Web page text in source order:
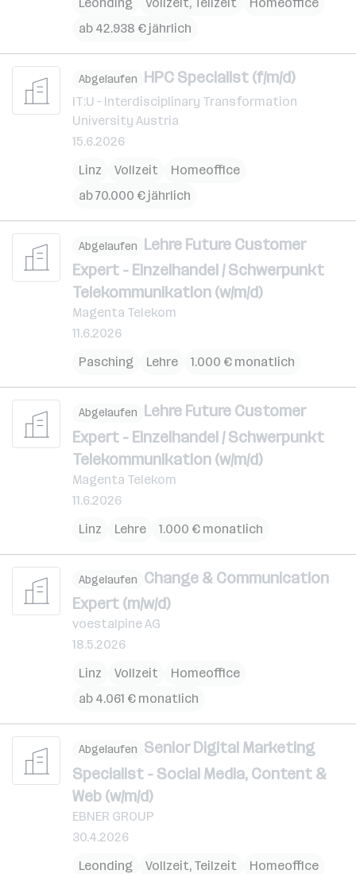
ab 42.938 € jährlich
Abgelaufen HPC Specialist (f/m/d)
IT:U – Interdisciplinary Transformation
University Austria
15.6.2026
Linz
Vollzeit
Homeoffice
ab 70.000 € jährlich
Abgelaufen Lehre Future Customer
Expert - Einzelhandel / Schwerpunkt
Telekommunikation (w/m/d)
Magenta Telekom
11.6.2026
Pasching
Lehre 1.000 € monatlich
Abgelaufen Lehre Future Customer
Expert - Einzelhandel / Schwerpunkt
Telekommunikation (w/m/d)
Magenta Telekom
11.6.2026
Linz
Lehre 1.000 € monatlich
Abgelaufen Change & Communication
Expert (m/w/d)
voestalpine AG
18.5.2026
Linz
Vollzeit
Homeoffice
ab 4.061 € monatlich
Abgelaufen Senior Digital Marketing
Specialist - Social Media, Content &
Web (w/m/d)
EBNER GROUP
30.4.2026
Leonding
Vollzeit, Teilzeit
Homeoffice